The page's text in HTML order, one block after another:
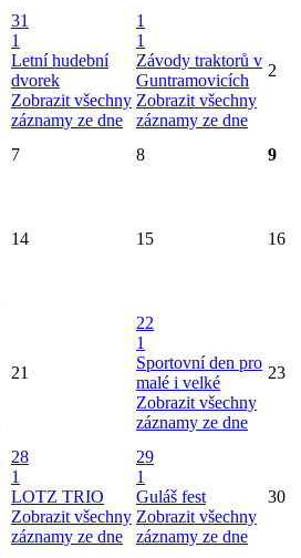
31
1
Letní hudební
dvorek
Zobrazit všechny
záznamy ze dne
1
1
Závody traktorů v
Guntramovicích
Zobrazit všechny
záznamy ze dne
2
7 8 9
14 15 16
21
22
1
Sportovní den pro
malé i velké
Zobrazit všechny
záznamy ze dne
23
28
1
LOTZ TRIO
Zobrazit všechny
záznamy ze dne
29
1
Guláš fest
Zobrazit všechny
záznamy ze dne
30